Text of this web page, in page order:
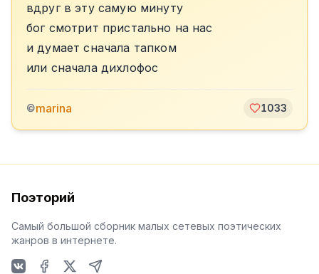
вдруг в эту самую минуту
бог смотрит пристально на нас
и думает сначала тапком
или сначала дихлофос
©marina 1033
Поэторий
Самый большой сборник малых сетевых поэтических
жанров в интернете.